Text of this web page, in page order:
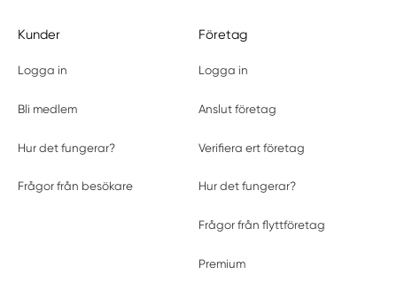
Kunder
Logga in
Bli medlem
Hur det fungerar?
Frågor från besökare
Företag
Logga in
Anslut företag
Verifiera ert företag
Hur det fungerar?
Frågor från flyttföretag
Premium